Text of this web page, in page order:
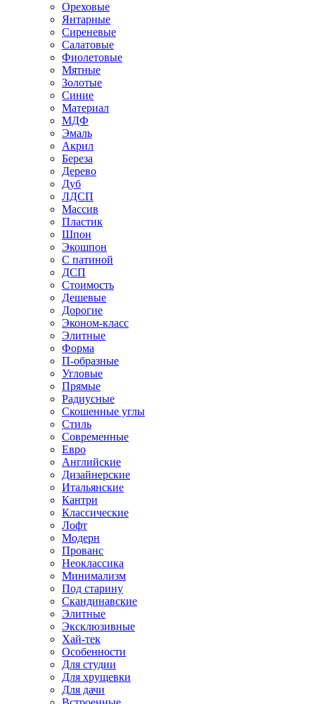
Ореховые
Янтарные
Сиреневые
Салатовые
Фиолетовые
Мятные
Золотые
Синие
Материал
МДФ
Эмаль
Акрил
Береза
Дерево
Дуб
ЛДСП
Массив
Пластик
Шпон
Экошпон
С патиной
ДСП
Стоимость
Дешевые
Дорогие
Эконом-класс
Элитные
Форма
П-образные
Угловые
Прямые
Радиусные
Скошенные углы
Стиль
Современные
Евро
Английские
Дизайнерские
Итальянские
Кантри
Классические
Лофт
Модерн
Прованс
Неоклассика
Минимализм
Под старину
Скандинавские
Элитные
Эксклюзивные
Хай-тек
Особенности
Для студии
Для хрущевки
Для дачи